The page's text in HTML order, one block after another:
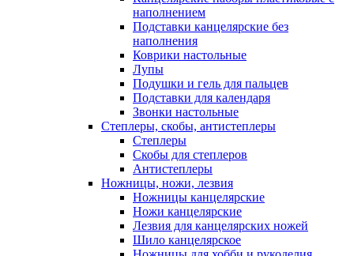
наполнением
Подставки канцелярские без
наполнения
Коврики настольные
Лупы
Подушки и гель для пальцев
Подставки для календаря
Звонки настольные
Степлеры, скобы, антистеплеры
Степлеры
Скобы для степлеров
Антистеплеры
Ножницы, ножи, лезвия
Ножницы канцелярские
Ножи канцелярские
Лезвия для канцелярских ножей
Шило канцелярское